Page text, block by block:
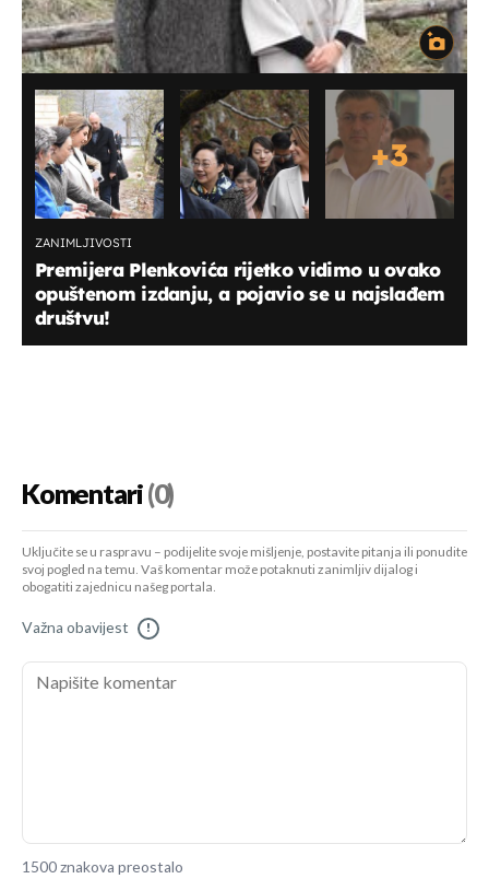
+3
ZANIMLJIVOSTI
Premijera Plenkovića rijetko vidimo u ovako
opuštenom izdanju, a pojavio se u najslađem
društvu!
Komentari(0)
Uključite se u raspravu – podijelite svoje mišljenje, postavite pitanja ili ponudite
svoj pogled na temu. Vaš komentar može potaknuti zanimljiv dijalog i
obogatiti zajednicu našeg portala.
Važna obavijest !
1500 znakova preostalo